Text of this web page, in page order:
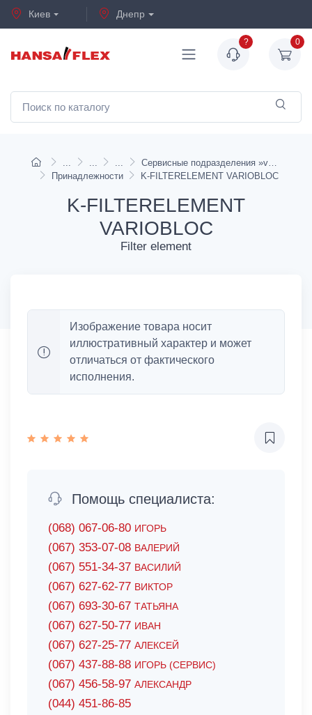
Киев Днепр
? 0
Сервисные подразделения »variobloc«
Принадлежности
K-FILTERELEMENT VARIOBLOC
K-FILTERELEMENT
VARIOBLOC
Filter element
Изображение товара носит
иллюстративный характер и может
отличаться от фактического
исполнения.
Помощь специалиста:
(068) 067-06-80 ИГОРЬ
(067) 353-07-08 ВАЛЕРИЙ
(067) 551-34-37 ВАСИЛИЙ
(067) 627-62-77 ВИКТОР
(067) 693-30-67 ТАТЬЯНА
(067) 627-50-77 ИВАН
(067) 627-25-77 АЛЕКСЕЙ
(067) 437-88-88 ИГОРЬ (СЕРВИС)
(067) 456-58-97 АЛЕКСАНДР
(044) 451-86-85